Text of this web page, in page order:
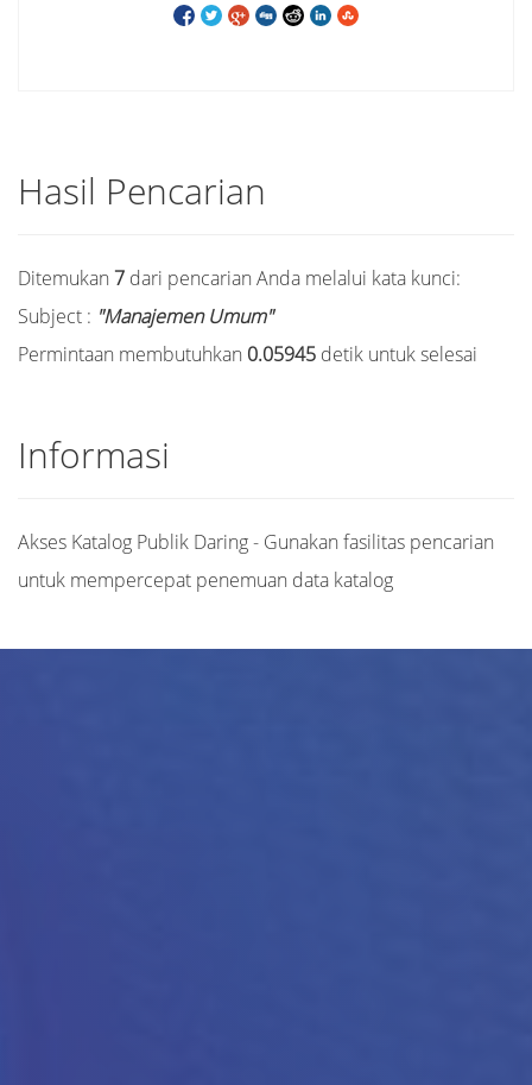
Hasil Pencarian
Ditemukan 7 dari pencarian Anda melalui kata kunci:
Subject : "Manajemen Umum"
Permintaan membutuhkan 0.05945 detik untuk selesai
Informasi
Akses Katalog Publik Daring - Gunakan fasilitas pencarian
untuk mempercepat penemuan data katalog